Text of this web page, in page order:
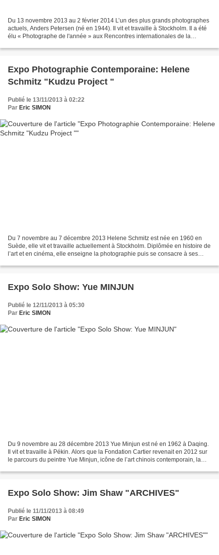
Du 13 novembre 2013 au 2 février 2014 L’un des plus grands photographes
actuels, Anders Petersen (né en 1944). Il vit et travaille à Stockholm. Il a été
élu « Photographe de l'année » aux Rencontres internationales de la
Expo Photographie Contemporaine: Helene
Schmitz "Kudzu Project "
Publié le 13/11/2013 à 02:22
Par Eric SIMON
Du 7 novembre au 7 décembre 2013 Helene Schmitz est née en 1960 en
Suède, elle vit et travaille actuellement à Stockholm. Diplômée en histoire de
l’art et en cinéma, elle enseigne la photographie puis se consacre à ses
Expo Solo Show: Yue MINJUN
Publié le 12/11/2013 à 05:30
Par Eric SIMON
Du 9 novembre au 28 décembre 2013 Yue Minjun est né en 1962 à Daqing.
Il vit et travaille à Pékin. Alors que la Fondation Cartier revenait en 2012 sur
le parcours du peintre Yue Minjun, icône de l’art chinois contemporain, la
Expo Solo Show: Jim Shaw "ARCHIVES"
Publié le 11/11/2013 à 08:49
Par Eric SIMON